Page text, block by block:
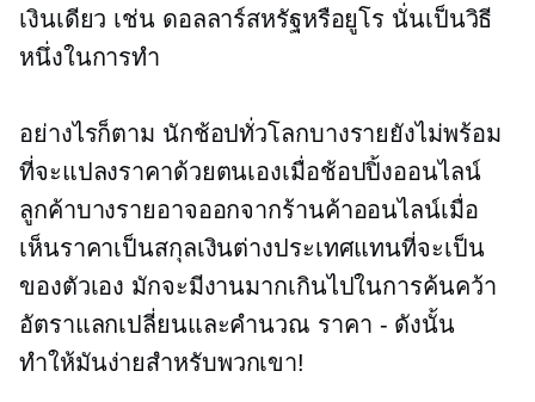
เงินเดียว เช่น ดอลลาร์สหรัฐหรือยูโร นั่นเป็นวิธี
หนึ่งในการทำ
อย่างไรก็ตาม นักช้อปทั่วโลกบางรายยังไม่พร้อม
ที่จะแปลงราคาด้วยตนเองเมื่อช้อปปิ้งออนไลน์
ลูกค้าบางรายอาจออกจากร้านค้าออนไลน์เมื่อ
เห็นราคาเป็นสกุลเงินต่างประเทศแทนที่จะเป็น
ของตัวเอง มักจะมีงานมากเกินไปในการค้นคว้า
อัตราแลกเปลี่ยนและคำนวณ ราคา - ดังนั้น
ทำให้มันง่ายสำหรับพวกเขา!